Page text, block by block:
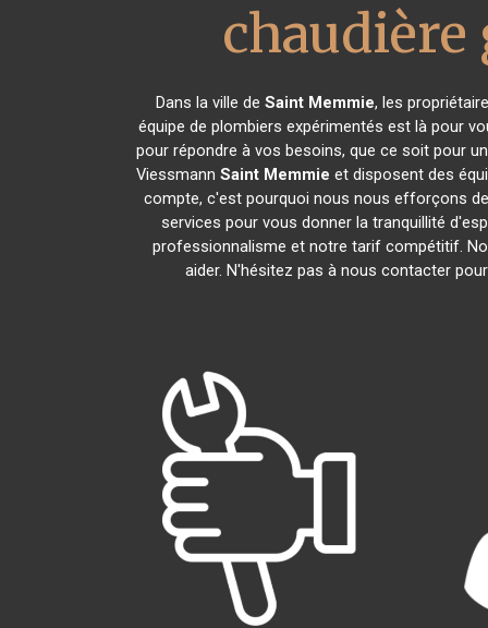
chaudière
Dans la ville de Saint Memmie, les
équipe de plombiers expérimentés est là pour
pour répondre à vos besoins, que ce soit pour
Viessmann Saint Memmie et disposent des
compte, c'est pourquoi nous nous efforçons
services pour vous donner la tranquillité
professionnalisme et notre tarif compétitif.
aider. N'hésitez pas à nous contacter